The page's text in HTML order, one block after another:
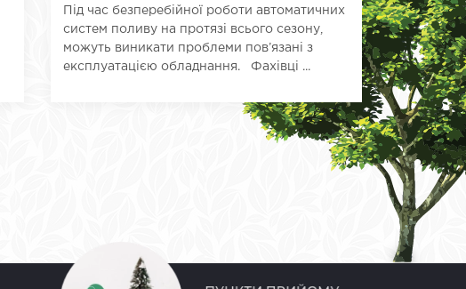
Під час безперебійної роботи автоматичних
систем поливу на протязі всього сезону,
можуть виникати проблеми пов’язані з
експлуатацією обладнання. Фахівці ...
міськими